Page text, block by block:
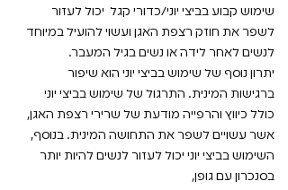
שימוש קבוע בביצי יוני/כדורי קגל יכול לעזור
לשפר את חוזק רצפת האגן ועשוי להועיל במיוחד
לנשים לאחר לידה או נשים בגיל המעבר.
יתרון נוסף של שימוש בביצי יוני הוא שיפור
ברגישות המינית. התרגול של שימוש בביצי יוני
כולל כיווץ והרפייה מודעת של שרירי רצפת האגן,
אשר עשויים לשפר את התחושה המינית. בנוסף,
השימוש בביצי יוני יכול לעזור לנשים להיות יותר
בסנכרון עם גופן,